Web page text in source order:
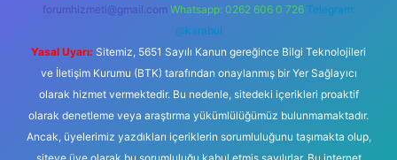
forumhizmeti@gmail.com Whatsapp: 0262 606 0 726 Telegram:
@karabul
Yasal Uyarı: Sitemiz, 5651 Sayılı Kanun gereğince Bilgi Teknolojileri
ve İletişim Kurumu (BTK) tarafından onaylanmış bir Yer Sağlayıcı
olarak hizmet vermektedir. Bu nedenle, sitedeki içerikleri proaktif
olarak denetleme veya araştırma yükümlülüğümüz bulunmamaktadır.
Ancak, üyelerimiz yazdıkları içeriklerin sorumluluğunu taşımakta olup,